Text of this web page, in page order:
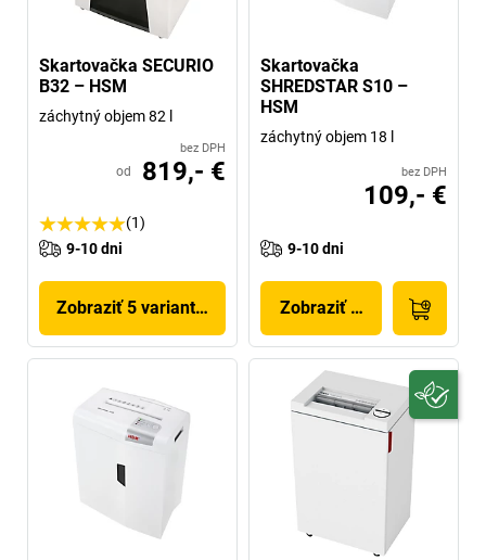
Skartovačka SECURIO
B32 – HSM
záchytný objem 82 l
bez DPH
od 819,- €
(1)
9-10 dni
Zobraziť 5 variantov
Skartovačka
SHREDSTAR S10 –
HSM
záchytný objem 18 l
bez DPH
109,- €
9-10 dni
Zobraziť produkt